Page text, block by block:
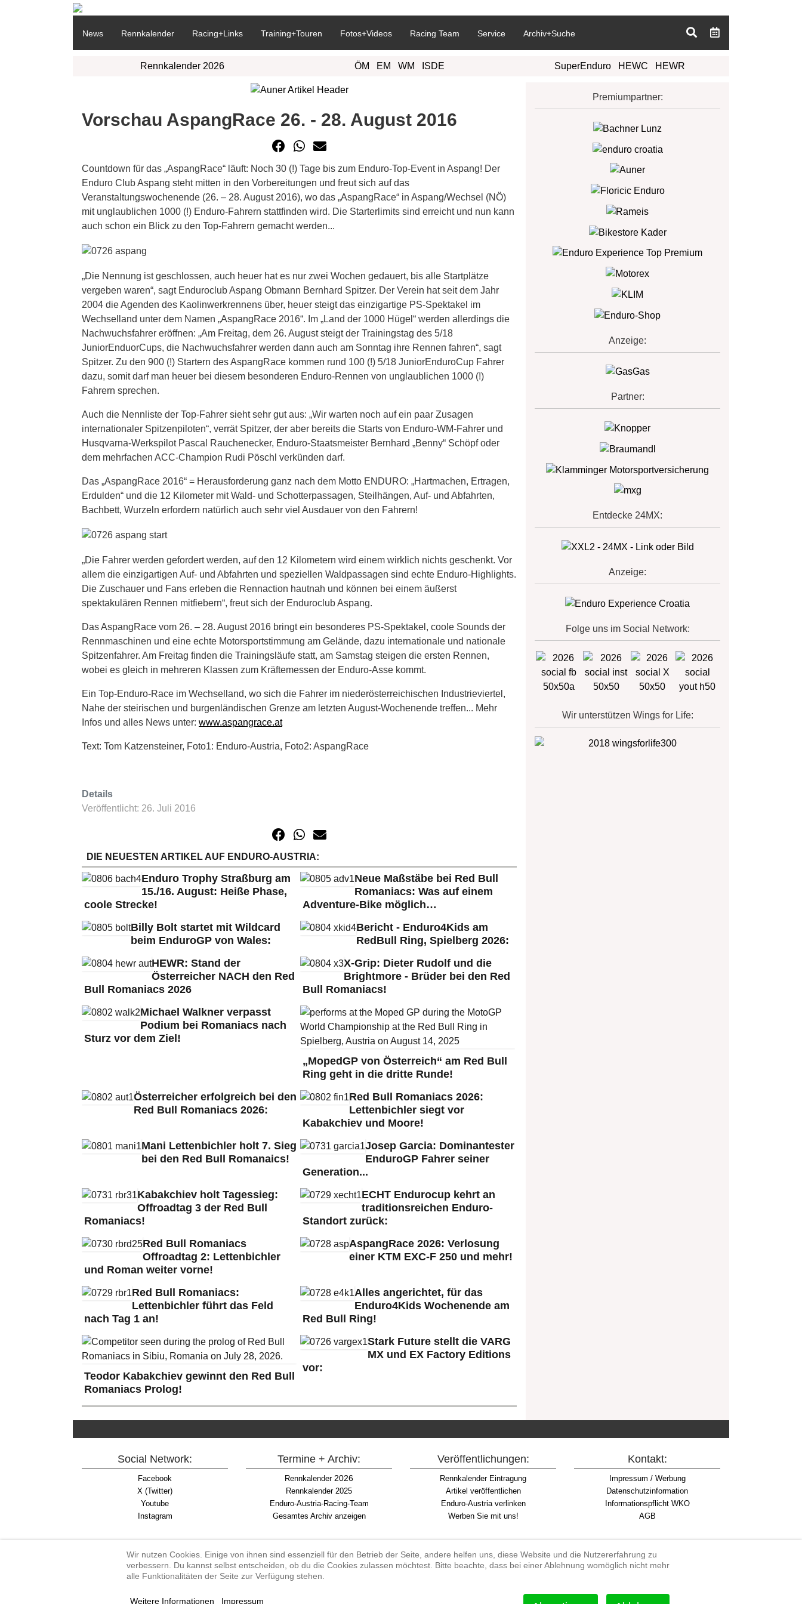
News Rennkalender Racing+Links Training+Touren Fotos+Videos Racing Team Service Archiv+Suche
Rennkalender 2026 ÖM EM WM ISDE SuperEnduro HEWC HEWR
Vorschau AspangRace 26. - 28. August 2016
Countdown für das „AspangRace“ läuft: Noch 30 (!) Tage bis zum Enduro-Top-Event in Aspang! Der
Enduro Club Aspang steht mitten in den Vorbereitungen und freut sich auf das
Veranstaltungswochenende (26. – 28. August 2016), wo das „AspangRace“ in Aspang/Wechsel (NÖ)
mit unglaublichen 1000 (!) Enduro-Fahrern stattfinden wird. Die Starterlimits sind erreicht und nun kann
auch schon ein Blick zu den Top-Fahrern gemacht werden...
„Die Nennung ist geschlossen, auch heuer hat es nur zwei Wochen gedauert, bis alle Startplätze
vergeben waren“, sagt Enduroclub Aspang Obmann Bernhard Spitzer. Der Verein hat seit dem Jahr
2004 die Agenden des Kaolinwerkrennens über, heuer steigt das einzigartige PS-Spektakel im
Wechselland unter dem Namen „AspangRace 2016“. Im „Land der 1000 Hügel“ werden allerdings die
Nachwuchsfahrer eröffnen: „Am Freitag, dem 26. August steigt der Trainingstag des 5/18
JuniorEnduorCups, die Nachwuchsfahrer werden dann auch am Sonntag ihre Rennen fahren“, sagt
Spitzer. Zu den 900 (!) Startern des AspangRace kommen rund 100 (!) 5/18 JuniorEnduroCup Fahrer
dazu, somit darf man heuer bei diesem besonderen Enduro-Rennen von unglaublichen 1000 (!)
Fahrern sprechen.
Auch die Nennliste der Top-Fahrer sieht sehr gut aus: „Wir warten noch auf ein paar Zusagen
internationaler Spitzenpiloten“, verrät Spitzer, der aber bereits die Starts von Enduro-WM-Fahrer und
Husqvarna-Werkspilot Pascal Rauchenecker, Enduro-Staatsmeister Bernhard „Benny“ Schöpf oder
dem mehrfachen ACC-Champion Rudi Pöschl verkünden darf.
Das „AspangRace 2016“ = Herausforderung ganz nach dem Motto ENDURO: „Hartmachen, Ertragen,
Erdulden“ und die 12 Kilometer mit Wald- und Schotterpassagen, Steilhängen, Auf- und Abfahrten,
Bachbett, Wurzeln erfordern natürlich auch sehr viel Ausdauer von den Fahrern!
„Die Fahrer werden gefordert werden, auf den 12 Kilometern wird einem wirklich nichts geschenkt. Vor
allem die einzigartigen Auf- und Abfahrten und speziellen Waldpassagen sind echte Enduro-Highlights.
Die Zuschauer und Fans erleben die Rennaction hautnah und können bei einem äußerst
spektakulären Rennen mitfiebern“, freut sich der Enduroclub Aspang.
Das AspangRace vom 26. – 28. August 2016 bringt ein besonderes PS-Spektakel, coole Sounds der
Rennmaschinen und eine echte Motorsportstimmung am Gelände, dazu internationale und nationale
Spitzenfahrer. Am Freitag finden die Trainingsläufe statt, am Samstag steigen die ersten Rennen,
wobei es gleich in mehreren Klassen zum Kräftemessen der Enduro-Asse kommt.
Ein Top-Enduro-Race im Wechselland, wo sich die Fahrer im niederösterreichischen Industrieviertel,
Nahe der steirischen und burgenländischen Grenze am letzten August-Wochenende treffen... Mehr
Infos und alles News unter: www.aspangrace.at
Text: Tom Katzensteiner, Foto1: Enduro-Austria, Foto2: AspangRace
Details
Veröffentlicht: 26. Juli 2016
DIE NEUESTEN ARTIKEL AUF ENDURO-AUSTRIA:
Enduro Trophy Straßburg am
15./16. August: Heiße Phase,
coole Strecke!
Neue Maßstäbe bei Red Bull
Romaniacs: Was auf einem
Adventure-Bike möglich…
Billy Bolt startet mit Wildcard
beim EnduroGP von Wales:
Bericht - Enduro4Kids am
RedBull Ring, Spielberg 2026:
HEWR: Stand der
Österreicher NACH den Red
Bull Romaniacs 2026
X-Grip: Dieter Rudolf und die
Brightmore - Brüder bei den Red
Bull Romaniacs!
Michael Walkner verpasst
Podium bei Romaniacs nach
Sturz vor dem Ziel!
„MopedGP von Österreich“ am Red Bull
Ring geht in die dritte Runde!
Österreicher erfolgreich bei den
Red Bull Romaniacs 2026:
Red Bull Romaniacs 2026:
Lettenbichler siegt vor
Kabakchiev und Moore!
Mani Lettenbichler holt 7. Sieg
bei den Red Bull Romanaics!
Josep Garcia: Dominantester
EnduroGP Fahrer seiner
Generation...
Kabakchiev holt Tagessieg:
Offroadtag 3 der Red Bull
Romaniacs!
ECHT Endurocup kehrt an
traditionsreichen Enduro-
Standort zurück:
Red Bull Romaniacs
Offroadtag 2: Lettenbichler
und Roman weiter vorne!
AspangRace 2026: Verlosung
einer KTM EXC-F 250 und mehr!
Red Bull Romaniacs:
Lettenbichler führt das Feld
nach Tag 1 an!
Alles angerichtet, für das
Enduro4Kids Wochenende am
Red Bull Ring!
Teodor Kabakchiev gewinnt den Red Bull
Romaniacs Prolog!
Stark Future stellt die VARG
MX und EX Factory Editions
vor:
Premiumpartner:
Anzeige:
Partner:
Entdecke 24MX:
Anzeige:
Folge uns im Social Network:
Wir unterstützen Wings for Life:
Social Network:
Facebook
X (Twitter)
Youtube
Instagram
Termine + Archiv:
Rennkalender2026
Rennkalender 2025
Enduro-Austria-Racing-Team
Gesamtes Archiv anzeigen
Veröffentlichungen:
Rennkalender Eintragung
Artikel veröffentlichen
Enduro-Austria verlinken
Werben Sie mit uns!
Kontakt:
Impressum / Werbung
Datenschutzinformation
Informationspflicht WKO
AGB
Begriff "Enduro" auf Wikipedia
#enduroaustria, #wirlebenenduro #enduroaustriaracingteam
Enduro-Austria, Enduro, Endurosport, Endurocross, Endurotraining, Endurotouren, Endurorennen, Hardenduro, Extreme Enduro
Wir nutzen Cookies. Einige von ihnen sind essenziell für den Betrieb der Seite, andere helfen uns, diese Website und die Nutzererfahrung zu
verbessern. Du kannst selbst entscheiden, ob du die Cookies zulassen möchtest. Bitte beachte, dass bei einer Ablehnung womöglich nicht mehr
alle Funktionalitäten der Seite zur Verfügung stehen.
Weitere Informationen Impressum